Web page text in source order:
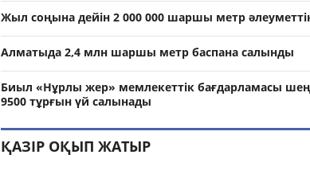
Жыл соңына дейін 2 000 000 шаршы метр
Алматыда 2,4 млн шаршы метр баспана салынды
Биыл «Нұрлы жер» мемлекеттік бағдарламасы
9500 тұрғын үй салынады
ҚАЗІР ОҚЫП ЖАТЫР